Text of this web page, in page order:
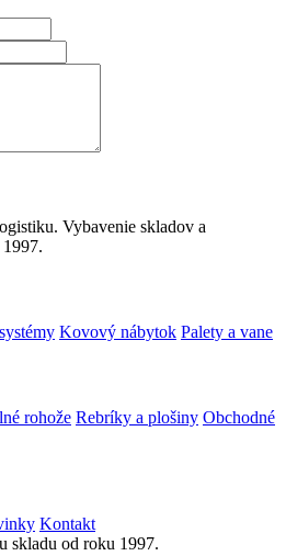
Vybavenie skladov a
Kovový nábytok Palety a vane
rohože Rebríky a plošiny Obchodné
Kontakt
od roku 1997.